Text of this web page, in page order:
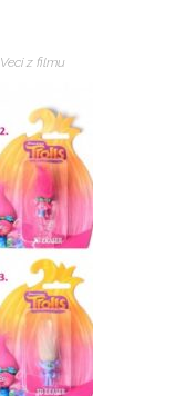
Veci z filmu